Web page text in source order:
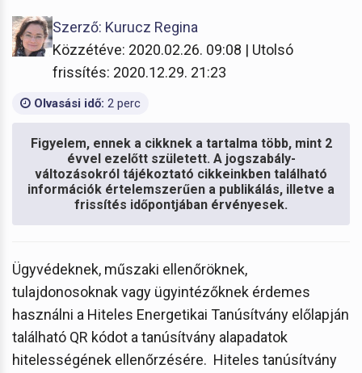
Szerző: Kurucz Regina
Közzétéve: 2020.02.26. 09:08 | Utolsó
frissítés: 2020.12.29. 21:23
Olvasási idő: 2 perc
Figyelem, ennek a cikknek a tartalma több, mint 2
évvel ezelőtt született. A jogszabály-
változásokról tájékoztató cikkeinkben található
információk értelemszerűen a publikálás, illetve a
frissítés időpontjában érvényesek.
Ügyvédeknek, műszaki ellenőröknek,
tulajdonosoknak vagy ügyintézőknek érdemes
használni a Hiteles Energetikai Tanúsítvány előlapján
található QR kódot a tanúsítvány alapadatok
hitelességének ellenőrzésére. Hiteles tanúsítvány